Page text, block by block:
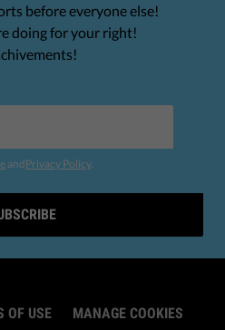
before everyone else!
doing for your right!
andPrivacy Policy.
OF USE MANAGE COOKIES